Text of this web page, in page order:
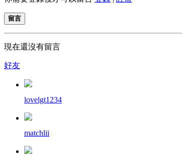
留言
現在還沒有留言
好友
lovelgt1234
matchlii